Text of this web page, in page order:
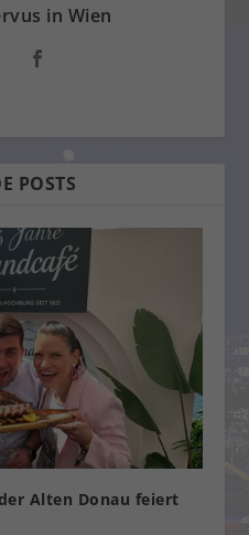
in Wien
POSTS
Alten Donau feiert